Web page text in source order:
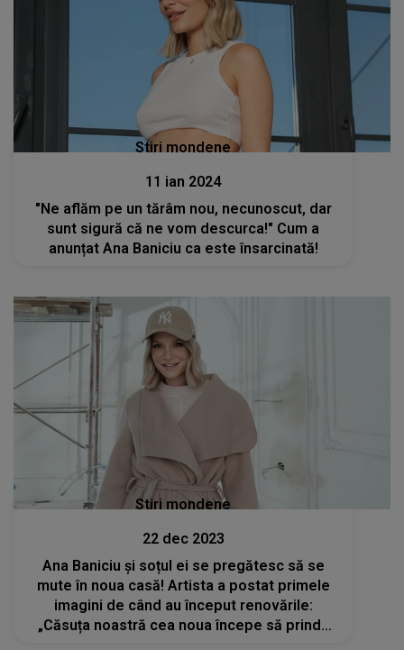
Stiri mondene
11 ian 2024
"Ne aflăm pe un tărâm nou, necunoscut, dar
sunt sigură că ne vom descurca!" Cum a
anunțat Ana Baniciu ca este însarcinată!
Stiri mondene
22 dec 2023
Ana Baniciu și soțul ei se pregătesc să se
mute în noua casă! Artista a postat primele
imagini de când au început renovările:
„Căsuța noastră cea noua începe să prindă